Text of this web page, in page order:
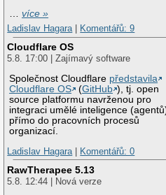
…více »
Ladislav Hagara| Komentářů: 9
Cloudflare OS
5.8. 17:00 | Zajímavý software
Společnost Cloudflare představila
Cloudflare OS
(GitHub ), tj. open
source platformu navrženou pro
integraci umělé inteligence
přímo do pracovních procesů
organizací.
Ladislav Hagara| Komentářů: 0
RawTherapee 5.13
5.8. 12:44 | Nová verze